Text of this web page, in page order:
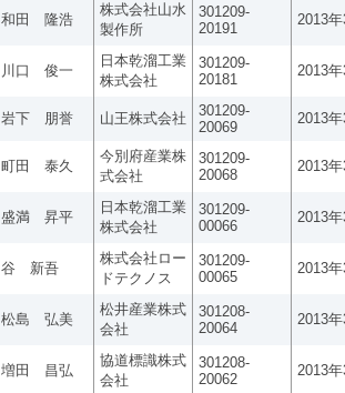
和田 隆浩
株式会社山水
製作所
301209-
20191
2013
川口 俊一
日本乾溜工業
株式会社
301209-
20181
2013
岩下 朋誉 山王株式会社
301209-
20069
2013
町田 泰久
今別府産業株
式会社
301209-
20068
2013
盛満 昇平
日本乾溜工業
株式会社
301209-
00066
2013
谷 新吾
株式会社ロー
ドテクノス
301209-
00065
2013
松島 弘美
松井産業株式
会社
301208-
20064
2013
増田 昌弘
協道標識株式
会社
301208-
20062
2013